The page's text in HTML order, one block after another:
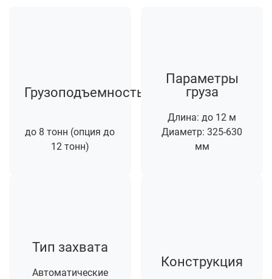
Грузоподъемность
до 8 тонн (опция до
12 тонн)
Параметры
груза
Длина: до 12 м
Диаметр: 325-630
мм
Тип захвата
Автоматические
Конструкция